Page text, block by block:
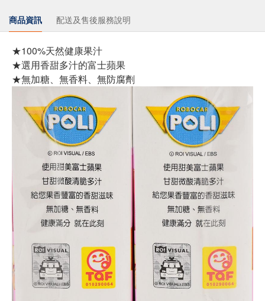
商品資訊 配送及售後服務說明
★100%天然健康果汁
★選用香甜多汁的富士蘋果
★無加糖、無香料、無防腐劑